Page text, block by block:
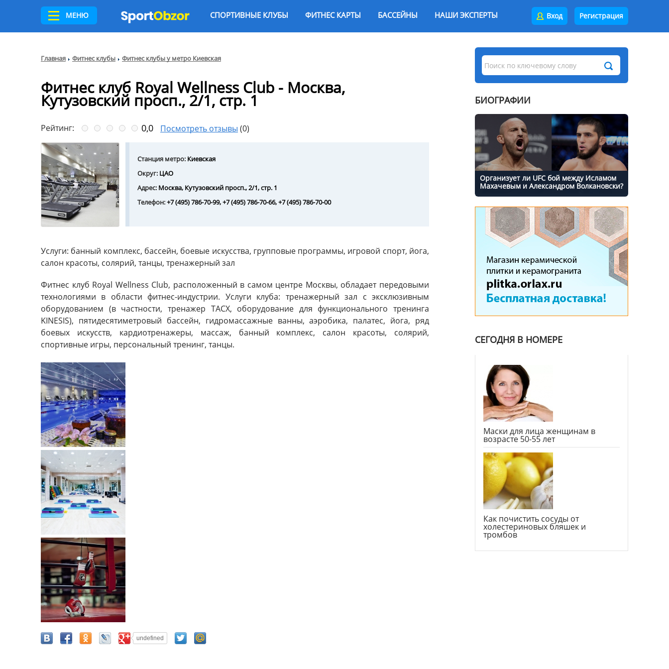
МЕНЮ СПОРТИВНЫЕ КЛУБЫ ФИТНЕС КАРТЫ БАССЕЙНЫ НАШИ ЭКСПЕРТЫ Вход Регистрация
Главная Фитнес клубы Фитнес клубы у метро Киевская
Фитнес клуб Royal Wellness Club - Москва,
Кутузовский просп., 2/1, стр. 1
Рейтинг: 0,0 Посмотреть отзывы (0)
Станция метро: Киевская
Округ: ЦАО
Адрес: Москва, Кутузовский просп., 2/1, стр. 1
Телефон:+7 (495) 786-70-99, +7 (495) 786-70-66, +7 (495) 786-70-00
Услуги: банный комплекс, бассейн, боевые искусства, групповые программы, игровой спорт, йога,
салон красоты, солярий, танцы, тренажерный зал
Фитнес клуб Royal Wellness Club, расположенный в самом центре Москвы, обладает передовыми
технологиями в области фитнес-индустрии. Услуги клуба: тренажерный зал с эксклюзивным
оборудованием (в частности, тренажер TACX, оборудование для функционального тренинга
KINESIS), пятидесятиметровый бассейн, гидромассажные ванны, аэробика, палатес, йога, ряд
боевых искусств, кардиотренажеры, массаж, банный комплекс, салон красоты, солярий,
спортивные игры, персональный тренинг, танцы.
undefined
БИОГРАФИИ
Организует ли UFC бой между Исламом
Махачевым и Александром Волкановски?
СЕГОДНЯ В НОМЕРЕ
Маски для лица женщинам в
возрасте 50-55 лет
Как почистить сосуды от
холестериновых бляшек и
тромбов